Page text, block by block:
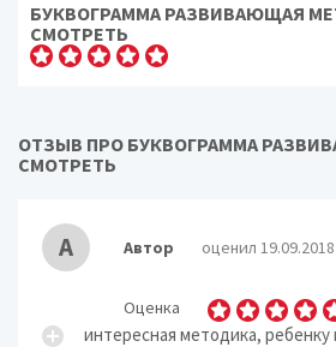
БУКВОГРАММА РАЗВИВАЮЩАЯ
СМОТРЕТЬ
ОТЗЫВ ПРО БУКВОГРАММА
СМОТРЕТЬ
А Автор оценил 19.09.2018
Оценка
интересная методика, ребенку